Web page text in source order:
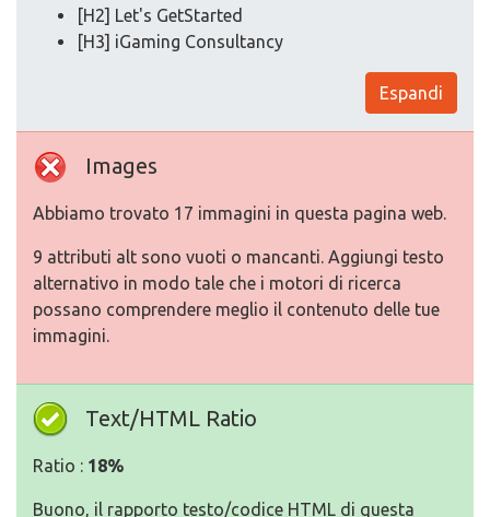
[H2] Let's GetStarted
[H3] iGaming Consultancy
Espandi
Images
Abbiamo trovato 17 immagini in questa pagina web.
9 attributi alt sono vuoti o mancanti. Aggiungi testo
alternativo in modo tale che i motori di ricerca
possano comprendere meglio il contenuto delle tue
immagini.
Text/HTML Ratio
Ratio : 18%
Buono, il rapporto testo/codice HTML di questa